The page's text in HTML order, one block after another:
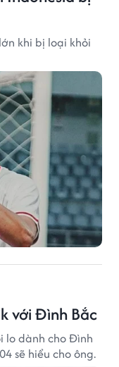
khi bị loại khỏi
với Đình Bắc
lo dành cho Đình
sẽ hiểu cho ông.